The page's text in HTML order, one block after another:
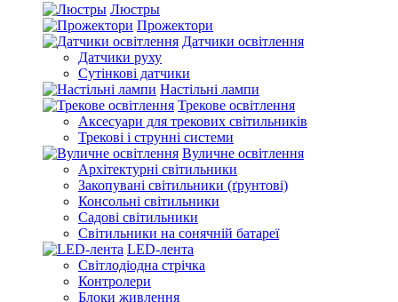
Люстры
Прожектори
Датчики освітлення
Датчики руху
Сутінкові датчики
Настільні лампи
Трекове освітлення
Аксесуари для трекових світильників
Трекові і струнні системи
Вуличне освітлення
Архітектурні світильники
Закопувані світильники (ґрунтові)
Консольні світильники
Садові світильники
Світильники на сонячній батареї
LED-лента
Світлодіодна стрічка
Контролери
Блоки живлення